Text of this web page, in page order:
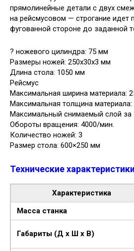
прямолинейные детали с двух
на рейсмусовом — строгание идет
фугованной стороне до заданной
? ножевого цилиндра: 75 мм
Размеры ножей: 250x30x3 мм
Длина стола: 1050 мм
Рейсмус
Максимальная ширина материала:
Максимальная толщина
Максимальный снимаемый слой за
Обороты вращения: 4000/мин.
Количество ножей: 3
Размер стола: 600×250 мм
Технические
Характеристика
Масса станка
Габариты (Д x Ш x В)